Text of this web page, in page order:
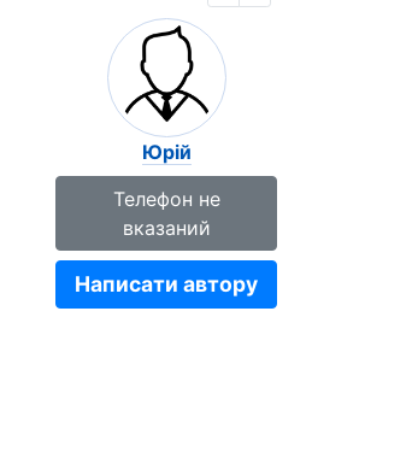
Юрій
Телефон не
вказаний
Написати автору